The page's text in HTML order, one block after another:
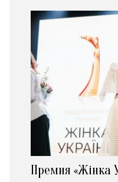
Премия «Жінка